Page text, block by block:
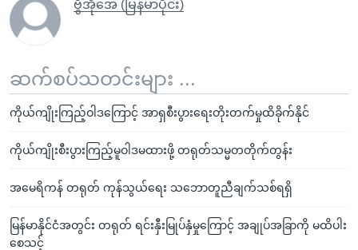
ဗွီအိုအေ (မြန်မာပိုင်း)
ဆက်စပ်သတင်းများ ...
ကိုယ်ကျိုးကြည့်ဝါဒကြောင့် အာရှစီးပွားရေးတိုးတက်မှုထိခိုက်နိုင်
ကိုယ်ကျိုးစီးပွားကြည့်မူဝါဒမထားဖို့ တရုတ်သမ္မတတိုက်တွန်း
အမေရိကန် တရုတ် ကုန်သွယ်ရေး သဘောတူညီချက်သစ်ရရှိ
မြန်မာနိုင်ငံအတွင်း တရုတ် ရင်းနှီးမြုပ်နှံမှုကြောင့် အချုပ်အခြာကို မထိပါး
စေသင့်